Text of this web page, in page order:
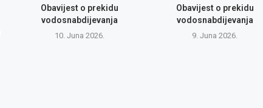
Obavijest o prekidu
vodosnabdijevanja
10. Juna 2026.
Obavijest o prekidu
vodosnabdijevanja
9. Juna 2026.